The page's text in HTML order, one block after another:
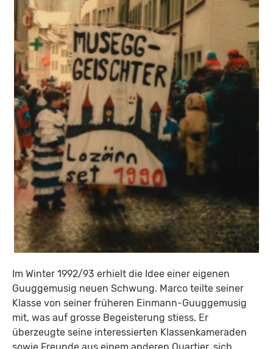
Im Winter 1992/93 erhielt die Idee einer eigenen
Guuggemusig neuen Schwung. Marco teilte seiner
Klasse von seiner früheren Einmann-Guuggemusig
mit, was auf grosse Begeisterung stiess. Er
überzeugte seine interessierten Klassenkameraden